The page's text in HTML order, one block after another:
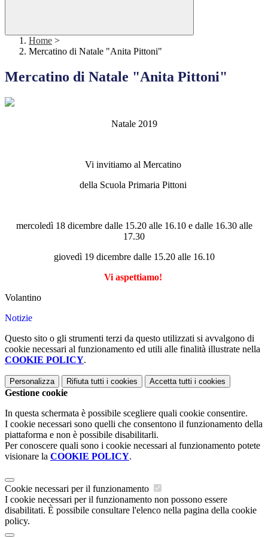
Home >
Mercatino di Natale "Anita Pittoni"
Mercatino di Natale "Anita Pittoni"
Natale 2019
Vi invitiamo al Mercatino
della Scuola Primaria Pittoni
mercoledì 18 dicembre dalle 15.20 alle 16.10 e dalle 16.30 alle
17.30
giovedì 19 dicembre dalle 15.20 alle 16.10
Vi aspettiamo!
Volantino
Notizie
Questo sito o gli strumenti terzi da questo utilizzati si avvalgono di
cookie necessari al funzionamento ed utili alle finalità illustrate nella
COOKIE POLICY.
Personalizza Rifiuta tutti i cookies Accetta tutti i cookies
Gestione cookie
In questa schermata è possibile scegliere quali cookie consentire.
I cookie necessari sono quelli che consentono il funzionamento della
piattaforma e non è possibile disabilitarli.
Per conoscere quali sono i cookie necessari al funzionamento potete
visionare la COOKIE POLICY.
Cookie necessari per il funzionamento
I cookie necessari per il funzionamento non possono essere
disabilitati. È possibile consultare l'elenco nella pagina della cookie
policy.